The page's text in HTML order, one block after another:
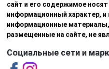
сайт и его содержимое
информационный характер, и
информационные
размещенные на сайте, не
Социальные сети и